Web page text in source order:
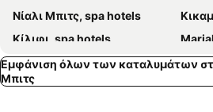
Νίαλι Μπιτς, spa hotels
Κίλιφι, spa hotels
Εμφάνιση όλων των καταλυμάτων
Μπιτς